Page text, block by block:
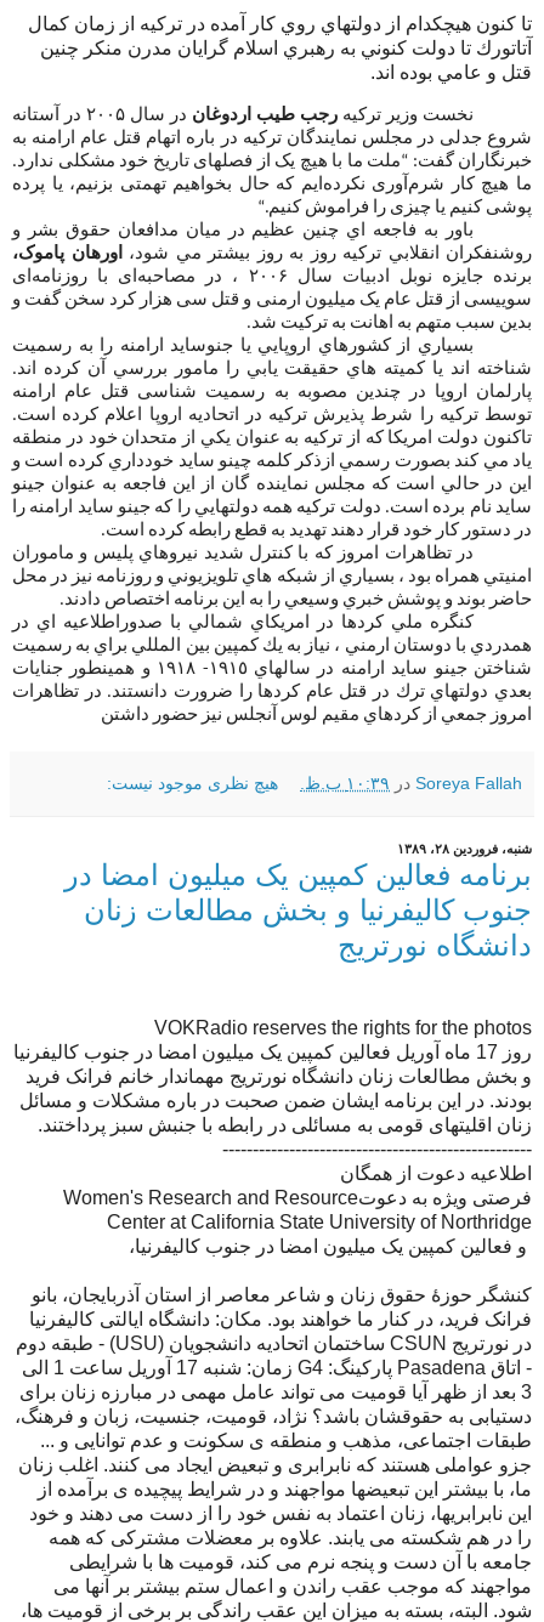
تا كنون هيچكدام از دولتهاي روي كار آمده در تركيه از زمان كمال
آتاتورك تا دولت كنوني به رهبري اسلام گرايان مدرن منكر چنين
قتل و عامي بوده اند.
نخست وزیر ترکیه رجب طیب اردوغان
در سال ۲۰۰۵ در آستانه
شروع جدلی در مجلس نمایندگان ترکیه در باره اتهام قتل عام ارامنه به
خبرنگاران گفت: “ملت ما با هیچ یک از فصلهای تاریخ خود مشکلی ندارد.
ما هیچ کار شرم‌آوری نکرده‌ایم که حال بخواهیم تهمتی بزنیم، یا پرده
پوشی کنیم یا چیزی را فراموش کنیم.“
باور به فاجعه اي چنين عظيم در ميان مدافعان حقوق بشر و
روشنفكران انقلابي تركيه روز به روز بيشتر مي شود،اورهان پاموک،
برنده جایزه نوبل ادبیات سال ۲۰۰۶ ، در مصاحبه‌ای با روزنامه‌ای
سوییسی از قتل عام یک میلیون ارمنی و قتل سی هزار کرد سخن گفت و
بدین سبب متهم به اهانت به ترکیت شد.
بسياري از كشورهاي اروپايي يا جنوسايد ارامنه را به رسميت
شناخته اند يا كميته هاي حقيقت يابي را مامور بررسي آن كرده اند.
پارلمان اروپا در چندین مصوبه به رسمیت شناسی قتل عام ارامنه
توسط ترکیه را شرط پذیرش ترکیه در اتحادیه اروپا اعلام کرده است.
تاكنون دولت امريكا كه از تركيه به عنوان يكي از متحدان خود در منطقه
ياد مي كند بصورت رسمي ازذكر كلمه چينو سايد خودداري كرده است و
اين در حالي است كه مجلس نماينده گان از اين فاجعه به عنوان جينو
سايد نام برده است. دولت تركيه همه دولتهايي را كه جينو سايد ارامنه را
در دستور كار خود قرار دهند تهديد به قطع رابطه كرده است.
در تظاهرات امروز كه با كنترل شديد نيروهاي پليس و ماموران
امنيتي همراه بود ، بسياري از شبكه هاي تلويزيوني و روزنامه نيز در محل
حاضر بوند و پوشش خبري وسيعي را به اين برنامه اختصاص دادند.
كنگره ملي كردها در امريكاي شمالي با صدوراطلاعيه اي در
همدردي با دوستان ارمني ، نياز به يك كمپين بين المللي براي به رسميت
شناختن جينو سايد ارامنه در سالهاي ١٩١٥- ١٩١٨ و همينطور جنايات
بعدي دولتهاي ترك در قتل عام كردها را ضرورت دانستند. در تظاهرات
امروز جمعي از كردهاي مقيم لوس آنجلس نيز حضور داشتن
Soreya Fallah در ۱۰:۳۹ ب.ظ. هیچ نظری موجود نیست:
شنبه، فروردین ۲۸، ۱۳۸۹
برنامه فعالین کمپین یک میلیون امضا در
جنوب کالیفرنیا و بخش مطالعات زنان
دانشگاه نورتریج
VOKRadio reserves the rights for the photos
روز 17 ماه آوریل فعالین کمپین یک میلیون امضا در جنوب کالیفرنیا
و بخش مطالعات زنان دانشگاه نورتریج مهماندار خانم فرانک فرید
بودند. در این برنامه ایشان ضمن صحبت در باره مشکلات و مسائل
زنان اقلیتهای قومی به مسائلی در رابطه با جنبش سبز پرداختند.
---------------------------------------------------
اطلاعیه دعوت از همگان
فرصتی ویژه به دعوتWomen's Research and Resource
Center at California State University of Northridge
و فعالین کمپین یک میلیون امضا در جنوب کالیفرنیا،
کنشگر حوزهٔ حقوق زنان و شاعر معاصر از استان آذربایجان، بانو
فرانک فرید، در کنار ما خواهند بود. مکان: دانشگاه ایالتی کالیفرنیا
در نورتریج CSUN ساختمان اتحادیه دانشجویان (USU) - طبقه دوم
- اتاق Pasadena پارکینگ: G4 زمان: شنبه 17 آوریل ساعت 1 الی‌
3 بعد از ظهر آیا قومیت می تواند عامل مهمی در مبارزه زنان برای
دستیابی به حقوقشان باشد؟ نژاد، قومیت، جنسیت، زبان و فرهنگ،
طبقات اجتماعی، مذهب و منطقه ی سکونت و عدم توانایی و ...
جزو عواملی هستند که نابرابری و تبعیض ایجاد می کنند. اغلب زنان
ما، با بیشتر این تبعیضها مواجهند و در شرایط پیچیده ی برآمده از
این نابرابریها، زنان اعتماد به نفس خود را از دست می دهند و خود
را در هم شکسته می یابند. علاوه بر معضلات مشترکی که همه
جامعه با آن دست و پنجه نرم می کند، قومیت ها با شرایطی
مواجهند که موجب عقب راندن و اعمال ستم بیشتر بر آنها می
شود. البته، بسته به میزان این عقب راندگی بر برخی از قومیت ها،